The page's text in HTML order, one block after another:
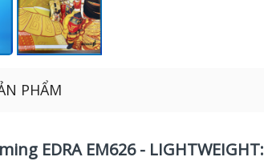
PHẨM
EDRA EM626 - LIGHTWEIGHT: